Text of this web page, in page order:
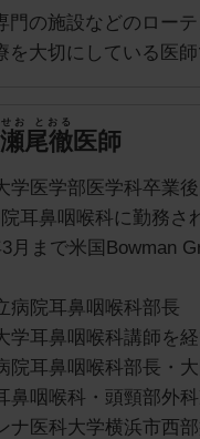
門の施設などのロー
大切にしている医師
瀬尾徹
せお とおる
医師
医学部医学科卒業後
耳鼻咽喉科に勤務さ
月まで米国Bowman
病院耳鼻咽喉科部長
耳鼻咽喉科講師を
耳鼻咽喉科部長・
咽喉科・頭頸部外
医科大学横浜市西部